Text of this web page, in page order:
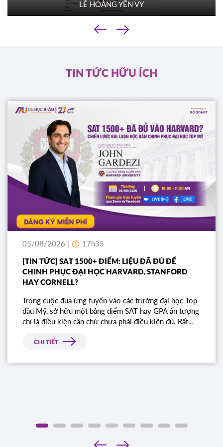
Mỹ TACOMA COMMUNITY COLLEGE
LÊ HOÀNG YẾN VY
‹
›
TIN TỨC HỮU ÍCH
05/08/2026 | 17h35
[TIN TỨC] SAT 1500+ ĐIỂM: LIỆU ĐÃ ĐỦ ĐỂ
CHINH PHỤC ĐẠI HỌC HARVARD, STANFORD
HAY CORNELL?
Trong cuộc đua ứng tuyển vào các trường đại học Top
đầu Mỹ, sở hữu một bảng điểm SAT hay GPA ấn tượng
chỉ là điều kiện cần chứ chưa phải điều kiện đủ. Rất
bị từ chối chỉ vì bài luận thiếu chiều sâu. Đâu là tiêu
tìm kiếm?
CHI TIẾT
‹